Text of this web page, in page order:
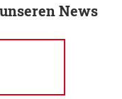
News